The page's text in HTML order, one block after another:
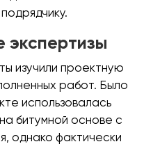
экспертизы
изучили проектную
работ. Было
использовалась
битумной основе с
однако фактически